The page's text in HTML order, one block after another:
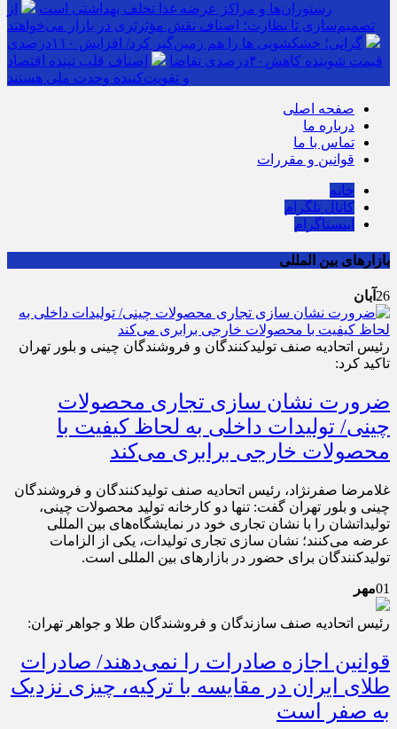
رستوران‌ها و مراکز عرضه غذا تخلف بهداشتی است
از
تصمیم‌سازی تا نظارت؛ اصناف نقش مؤثرتری در بازار می‌خواهند
گرانی؛ خشکشویی‌ ها را هم زمین‌گیر کرد/ افزایش ۱۱۰درصدی
قیمت شوینده کاهش۴۰درصدی تقاضا
اصناف قلب تپنده اقتصاد
و تقویت‌کننده وحدت ملی هستند
صفحه اصلی
درباره ما
تماس با ما
قوانین و مقررات
خانه
کانال تلگرام
اینستاگرام
بازارهای بین المللی
26 آبان
رئیس اتحادیه صنف تولیدکنندگان و فروشندگان چینی و بلور تهران
تاکید کرد:
ضرورت نشان سازی تجاری محصولات
چینی/ تولیدات داخلی به لحاظ کیفیت با
محصولات خارجی برابری می‌کند
غلامرضا صفرنژاد، رئیس اتحادیه صنف تولیدکنندگان و فروشندگان
چینی و بلور تهران گفت: تنها دو کارخانه تولید محصولات چینی،
تولیداتشان را با نشان تجاری خود در نمایشگاه‌های بین المللی
عرضه می‌کنند؛ نشان سازی تجاری تولیدات، یکی از الزامات
تولیدکنندگان برای حضور در بازار‌های بین المللی است.
01مهر
رئیس اتحادیه صنف سازندگان و فروشندگان طلا و جواهر تهران:
قوانین اجازه صادرات را نمی‌دهند/ صادرات
طلای ایران در مقایسه با ترکیه، چیزی نزدیک
به صفر است